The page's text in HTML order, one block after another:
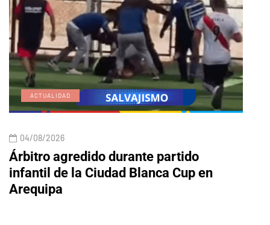
ACTUALIDAD
04/08/2026
Árbitro agredido durante partido
infantil de la Ciudad Blanca Cup en
Arequipa